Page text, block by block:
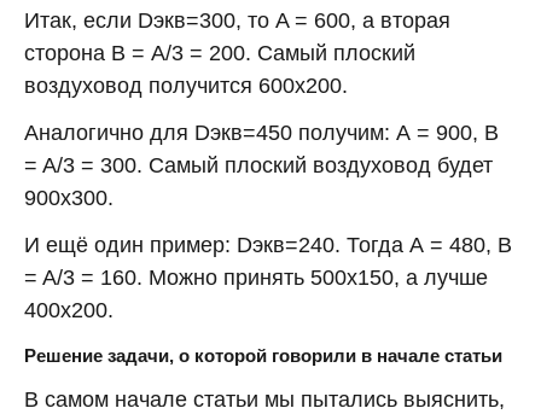
Итак, если Dэкв=300, то A = 600, а вторая
сторона B = А/3 = 200. Самый плоский
воздуховод получится 600х200.
Аналогично для Dэкв=450 получим: А = 900, B
= A/3 = 300. Самый плоский воздуховод будет
900х300.
И ещё один пример: Dэкв=240. Тогда А = 480, B
= A/3 = 160. Можно принять 500х150, а лучше
400х200.
Решение задачи, о которой говорили в начале статьи
В самом начале статьи мы пытались выяснить,